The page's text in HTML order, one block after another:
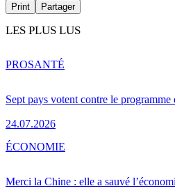
Print Partager
LES PLUS LUS
Sept pays votent contre le programme
24.07.2026
PROSANTÉ
Merci la Chine : elle a sauvé
ÉCONOMIE